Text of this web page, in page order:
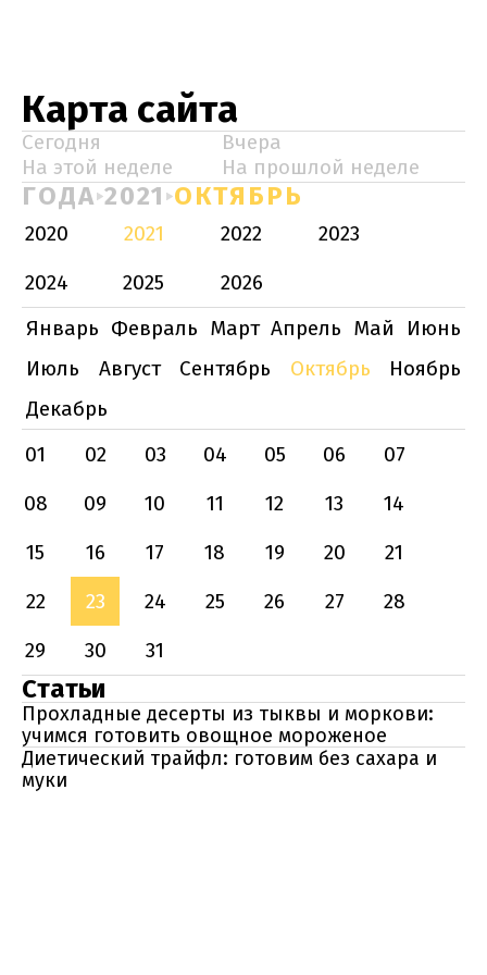
Карта сайта
Сегодня
Вчера
На этой неделе
На прошлой неделе
ГОДА 2021 ОКТЯБРЬ
2020 2021 2022
2023
2024
2025
2026
Январь Февраль Март Апрель Май
Июнь
Июль
Август Сентябрь Октябрь
Ноябрь
Декабрь
01
02 03 04 05 06
07
08
09 10 11 12 13
14
15
16 17 18 19 20
21
22
23 24 25 26 27
28
29
30 31
Статьи
Прохладные десерты из тыквы и моркови:
учимся готовить овощное мороженое
Диетический трайфл: готовим без сахара и
муки